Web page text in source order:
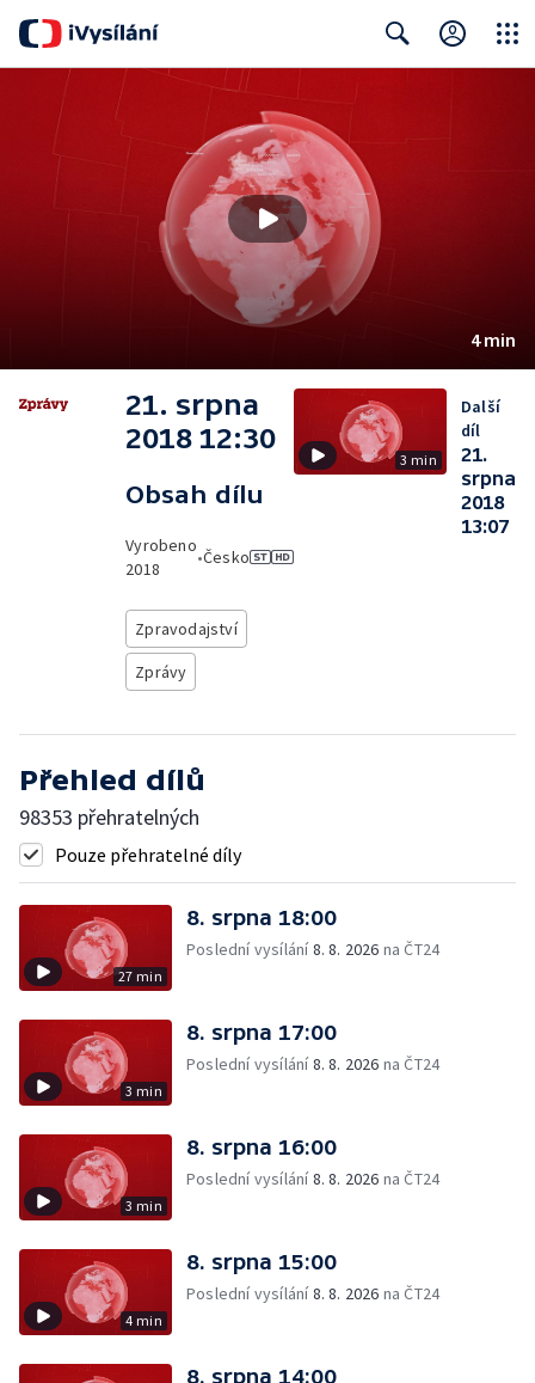
4 min
21. srpna
2018 12:30
Obsah dílu
Vyrobeno
2018
•Česko
Zpravodajství
Zprávy
3 min
Další
díl
21.
srpna
2018
13:07
Přehled dílů
98353 přehratelných
Pouze přehratelné díly
27 min
8. srpna 18:00
Poslední vysílání8. 8. 2026 na ČT24
3 min
8. srpna 17:00
Poslední vysílání8. 8. 2026 na ČT24
3 min
8. srpna 16:00
Poslední vysílání8. 8. 2026 na ČT24
4 min
8. srpna 15:00
Poslední vysílání8. 8. 2026 na ČT24
8. srpna 14:00